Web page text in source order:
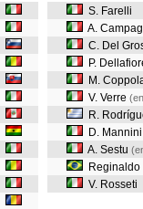
S. Farelli
A.
C. Del
P.
M.
V. Verre
R.
D. Mannini
A. Sestu
Reginaldo
V. Rosseti